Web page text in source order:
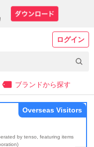
ログイン
ブランドから探す
by tenso, featuring items
Overseas Visitors